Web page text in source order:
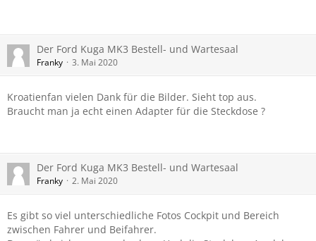
Der Ford Kuga MK3 Bestell- und Wartesaal
Franky 3. Mai 2020
Kroatienfan vielen Dank für die Bilder. Sieht top aus.
Braucht man ja echt einen Adapter für die Steckdose ?
Der Ford Kuga MK3 Bestell- und Wartesaal
Franky 2. Mai 2020
Es gibt so viel unterschiedliche Fotos Cockpit und Bereich
zwischen Fahrer und Beifahrer.